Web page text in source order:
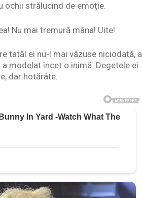
ochii strălucind de emoție.
Nu mai tremură mâna! Uite!
tatăl ei nu-l mai văzuse niciodată, a
modelat încet o inimă. Degetele ei
dar hotărâte.